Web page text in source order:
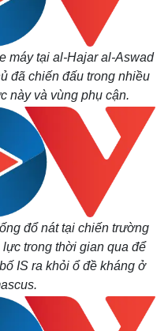
máy tại al-Hajar al-Aswad
đã chiến đấu trong nhiều
này và vùng phụ cận.
đổ nát tại chiến trường
trong thời gian qua để
IS ra khỏi ổ đề kháng ở